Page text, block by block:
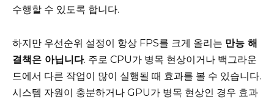
수행할 수 있도록 합니다.
하지만 우선순위 설정이 항상 FPS를 크게 올리는 만능 해
결책은 아닙니다. 주로 CPU가 병목 현상이거나 백그라운
드에서 다른 작업이 많이 실행될 때 효과를 볼 수 있습니다.
시스템 자원이 충분하거나 GPU가 병목 현상인 경우 효과